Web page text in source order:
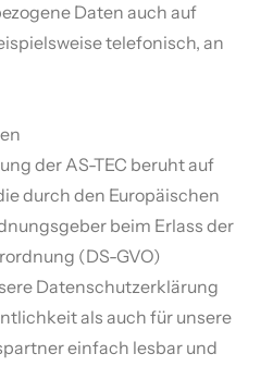
Daten auch auf
telefonisch, an
der AS-TEC beruht auf
durch den Europäischen
beim Erlass der
(DS-GVO)
Datenschutzerklärung
als auch für unsere
einfach lesbar und